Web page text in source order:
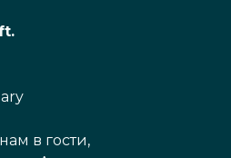
в гости,